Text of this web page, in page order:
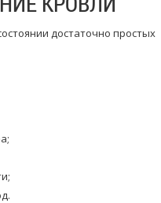
достаточно простых